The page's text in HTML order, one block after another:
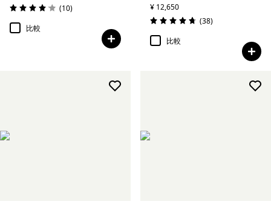
評価: 4.1 / 5
(10レビュー
)
比較
¥ 12,650
評価: 4.8 / 5
(38レビュー
)
比較